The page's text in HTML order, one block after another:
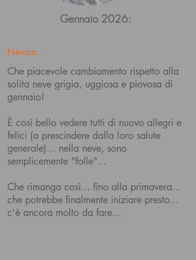
Gennaio 2026:
Nevica...
Che piacevole cambiamento rispetto alla
solita neve grigia, uggiosa e piovosa di
gennaio!
È così bello vedere tutti di nuovo allegri e
felici (a prescindere dalla loro salute
generale)... nella neve, sono
semplicemente "folle"...
Che rimanga così... fino alla primavera...
che potrebbe finalmente iniziare presto...
c'è ancora molto da fare...